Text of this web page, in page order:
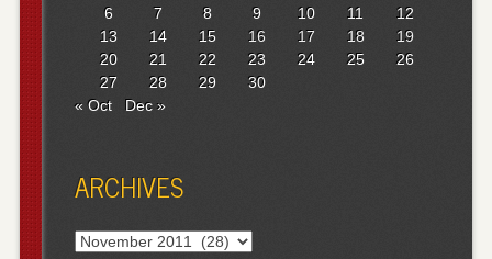
6
7 8 9 10 11
12
13
14 15 16 17 18
19
20
21 22 23 24 25
26
27
28 29
30
« Oct
Dec »
ARCHIVES
Archives